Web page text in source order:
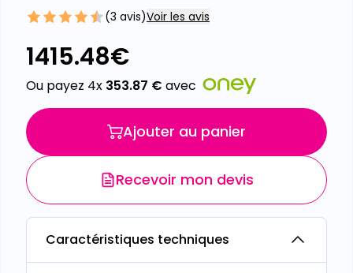
(3 avis)Voir les avis
1415.48€
Ou payez 4x 353.87 € avec
Ajouter au panier
Recevoir mon devis
Caractéristiques techniques